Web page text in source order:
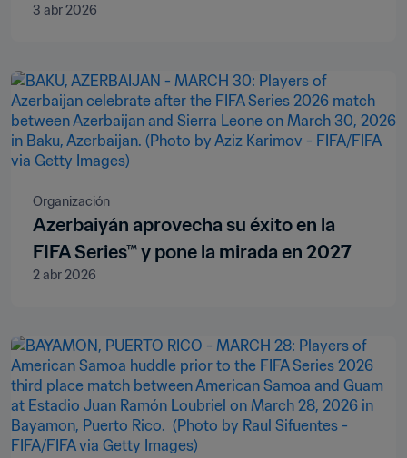
FIFA
3 abr 2026
Organización
Azerbaiyán aprovecha su éxito en la
FIFA Series™ y pone la mirada en 2027
2 abr 2026